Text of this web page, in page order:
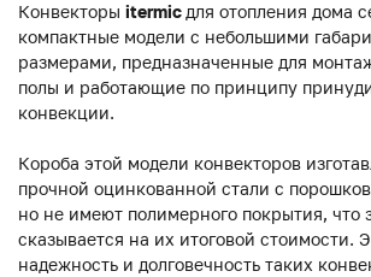
Конвекторы itermic для отопления дома
компактные модели с небольшими
размерами, предназначенные для
полы и работающие по принципу
конвекции.
Короба этой модели конвекторов
прочной оцинкованной стали с
но не имеют полимерного покрытия, что
сказывается на их итоговой стоимости.
надежность и долговечность таких